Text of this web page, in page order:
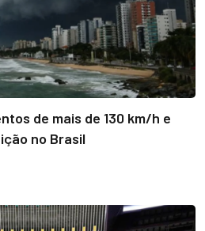
de mais de 130 km/h e
no Brasil